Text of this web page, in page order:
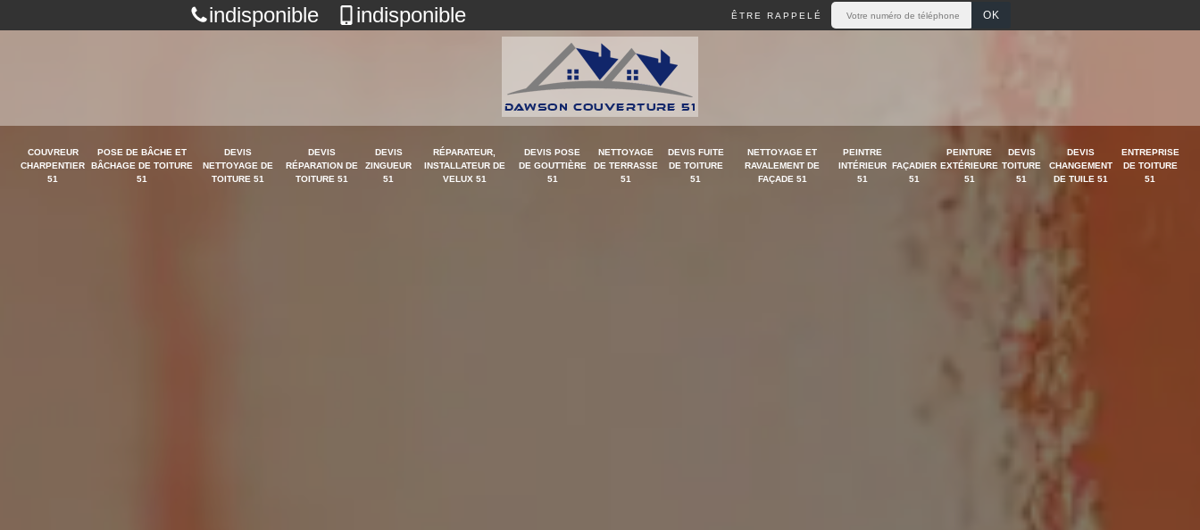
indisponible indisponible ÊTRE RAPPELÉ
COUVREUR
CHARPENTIER
51
POSE DE BÂCHE ET
BÂCHAGE DE TOITURE
51
DEVIS
NETTOYAGE DE
TOITURE 51
DEVIS
RÉPARATION DE
TOITURE 51
DEVIS
ZINGUEUR
51
RÉPARATEUR,
INSTALLATEUR DE
VELUX 51
DEVIS POSE
DE GOUTTIÈRE
51
NETTOYAGE
DE TERRASSE
51
DEVIS FUITE
DE TOITURE
51
NETTOYAGE ET
RAVALEMENT DE
FAÇADE 51
PEINTRE
INTÉRIEUR
51
FAÇADIER
51
PEINTURE
EXTÉRIEURE
51
DEVIS
TOITURE
51
DEVIS
CHANGEMENT
DE TUILE 51
ENTREPRISE
DE TOITURE
51